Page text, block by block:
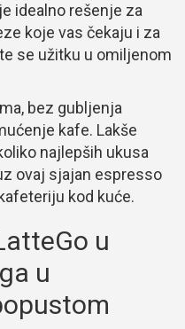
idealno rešenje za
koje vas čekaju i za
se užitku u omiljenom
bez gubljenja
kafe. Lakše
najlepših ukusa
ovaj sjajan espresso
kod kuće.
u
u